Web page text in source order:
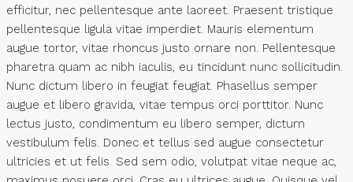
efficitur, nec pellentesque ante laoreet. Praesent tristique
pellentesque ligula vitae imperdiet. Mauris elementum
augue tortor, vitae rhoncus justo ornare non. Pellentesque
pharetra quam ac nibh iaculis, eu tincidunt nunc sollicitudin.
Nunc dictum libero in feugiat feugiat. Phasellus semper
augue et libero gravida, vitae tempus orci porttitor. Nunc
lectus justo, condimentum eu libero semper, dictum
vestibulum felis. Donec et tellus sed augue consectetur
ultricies et ut felis. Sed sem odio, volutpat vitae neque ac,